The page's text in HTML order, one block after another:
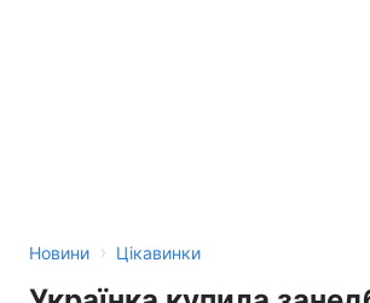
Новини › Цікавинки